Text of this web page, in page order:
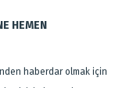
HEMEN
haberdar olmak için